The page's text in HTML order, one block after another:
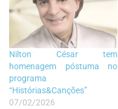
Nilton César tem
homenagem póstuma no
programa
“Histórias&Canções”
07/02/2026